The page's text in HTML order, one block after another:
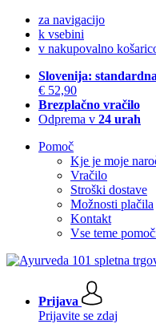
za navigacijo
k vsebini
v nakupovalno
Slovenija:
€ 52,90
Brezplačno vračilo
Odprema v 24 urah
Pomoč
Kje je moje
Vračilo
Stroški dostave
Možnosti plačila
Kontakt
Vse teme
Prijava
Prijavite se zdaj